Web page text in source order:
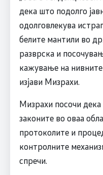
дека што подолго
одолговлекува
белите мантили во
разврска и
кажување на
изјави Мизрахи.
Мизрахи посочи дека
законите во оваа
протоколите и
контролните
спречи.